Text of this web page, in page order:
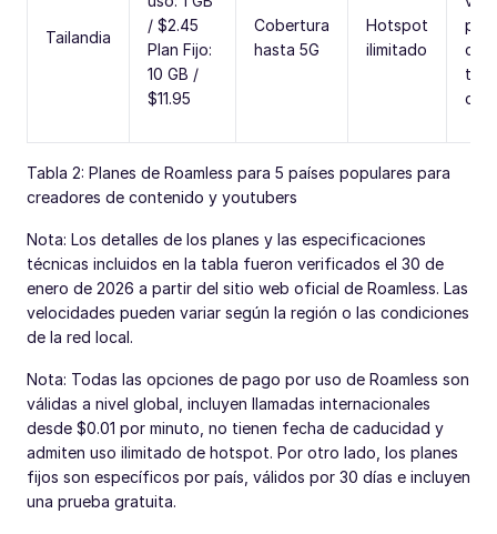
Tailandia
/ $2.45
Plan Fijo:
10 GB /
$11.95
Cobertura
hasta 5G
Hotspot
ilimitado
Tabla 2: Planes de Roamless para 5 países populares para
creadores de contenido y youtubers
Nota: Los detalles de los planes y las especificaciones
técnicas incluidos en la tabla fueron verificados el 30 de
enero de 2026 a partir del sitio web oficial de Roamless. Las
velocidades pueden variar según la región o las condiciones
de la red local.
Nota: Todas las opciones de pago por uso de Roamless son
válidas a nivel global, incluyen llamadas internacionales
desde $0.01 por minuto, no tienen fecha de caducidad y
admiten uso ilimitado de hotspot. Por otro lado, los planes
fijos son específicos por país, válidos por 30 días e incluyen
una prueba gratuita.